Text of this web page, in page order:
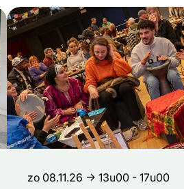
zo 08.11.26 → 13u00 - 17u00